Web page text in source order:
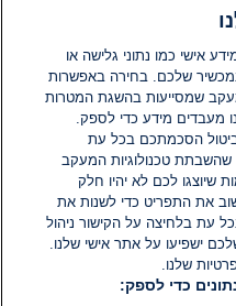
להגיב
אישי כמו נתוני גלישה או
במכשיר שלכם. בחירה באפשרות
שמסייעות בהשגת המטרות
מעבדים מידע כדי לספק.
הסכמתכם בכל עת
שהשבתת טכנולוגיות המעקב
שיוצגו לכם לא יהיו חלק
את התפריט כדי לשנות את
עת בלחיצה על הקישור ניהול
ישפיעו על אתר אישי שלנו.
שלנו.
כדי לספק: